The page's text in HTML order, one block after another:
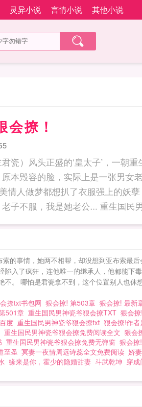
灵异小说 言情小说 其他小说
撩！
瓷）风头正盛的‘皇太子’，一朝
本毁容的脸，实际上是一张男女
情人做梦都想扒了衣服强上的妖
公... 重生国民男神：瓷爷，狠会
的事情，她两不相帮，却没想到亚布索最
入了疯狂，连他唯一的继承人，他都能下
。 哪怕是君瓷拿不到，这个位置别人也
撩txt书包网 狠会撩! 第503章 狠会撩! 最新
501章 重生国民男神瓷爷狠会撩TXT 狠会
度 重生国民男神瓷爷狠会撩txt 狠会撩!作者
重生国民男神瓷爷狠会撩免费阅读全文 狠会
重生国民男神瓷爷狠会撩免费无弹窗 狠会
至圣 冥妻一夜情周远诗蕊全文免费阅读 娇
缘来是你，霍少的隐婚甜妻 斗武乾坤 穿